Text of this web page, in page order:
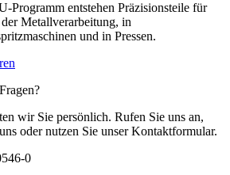
Programm entstehen Präzisionsteile für
Metallverarbeitung, in
und in Pressen.
wir Sie persönlich. Rufen Sie uns an,
oder nutzen Sie unser Kontaktformular.
0